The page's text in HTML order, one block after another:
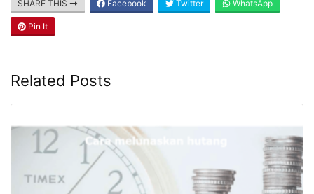
SHARE THIS Facebook Twitter WhatsApp
Pin It
Related Posts